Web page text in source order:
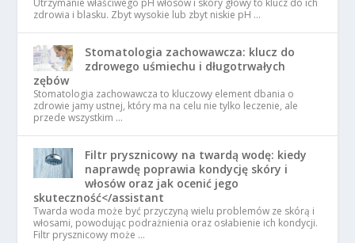
Utrzymanie właściwego pH włosów i skóry głowy to klucz do ich
zdrowia i blasku. Zbyt wysokie lub zbyt niskie pH …
Stomatologia zachowawcza: klucz do
zdrowego uśmiechu i długotrwałych
zębów
Stomatologia zachowawcza to kluczowy element dbania o
zdrowie jamy ustnej, który ma na celu nie tylko leczenie, ale
przede wszystkim …
Filtr prysznicowy na twardą wodę: kiedy
naprawdę poprawia kondycję skóry i
włosów oraz jak ocenić jego
skuteczność</assistant
Twarda woda może być przyczyną wielu problemów ze skórą i
włosami, powodując podrażnienia oraz osłabienie ich kondycji.
Filtr prysznicowy może …